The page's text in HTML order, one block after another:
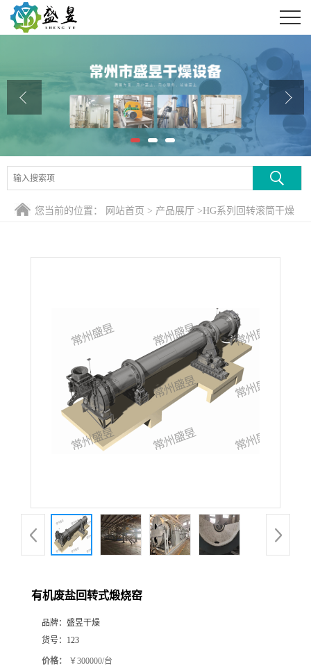
公司介绍
公司动态
证书荣誉
联系方式
您当前的位置： 网站首页 > 产品展厅 >HG系列回转滚筒干燥
有机废盐回转式煅烧窑
品牌： 盛昱干燥
货号： 123
价格： ￥300000/台